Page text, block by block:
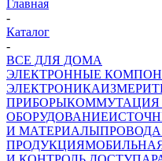
Главная
-
Каталог
-
ВСЕ ДЛЯ ДОМА
ЭЛЕКТРОННЫЕ
ЭЛЕКТРОНИКА
ПРИБОРЫКОММУТАЦИЯ
ОБОРУДОВАНИЕ
И МАТЕРИАЛЫ
ПРОДУКЦИЯ